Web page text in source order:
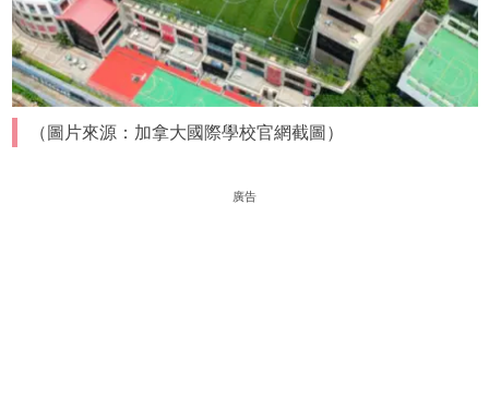
（圖片來源：加拿大國際學校官網截圖）
廣告